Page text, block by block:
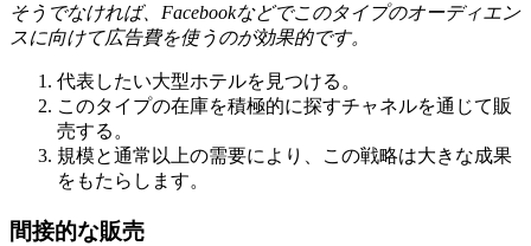
そうでなければ、Facebookなどでこのタイプのオーディエン
スに向けて広告費を使うのが効果的です。
代表したい大型ホテルを見つける。
このタイプの在庫を積極的に探すチャネルを通じて販
売する。
規模と通常以上の需要により、この戦略は大きな成果
をもたらします。
間接的な販売